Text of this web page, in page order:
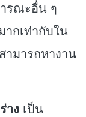
รณะอื่น ๆ
ากเท่ากับใน
ามารถหางาน
าง เป็น